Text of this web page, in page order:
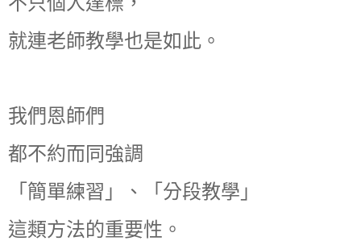
就連老師教學也是如此。
我們恩師們
都不約而同強調
「簡單練習」、「分段教學」
這類方法的重要性。